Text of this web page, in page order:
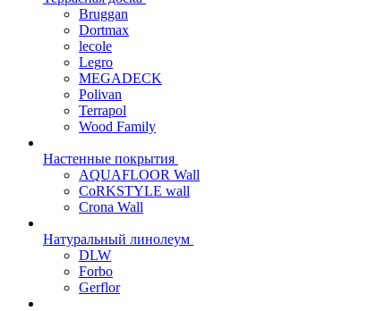
Bruggan
Dortmax
lecole
Legro
MEGADECK
Polivan
Terrapol
Wood Family
Настенные покрытия
AQUAFLOOR Wall
CoRKSTYLE wall
Crona Wall
Натуральный линолеум
DLW
Forbo
Gerflor